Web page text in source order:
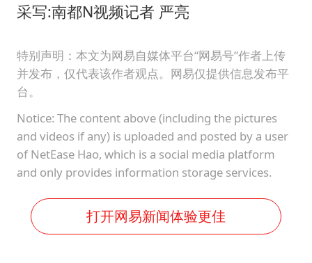
采写:南都N视频记者 严亮
特别声明：本文为网易自媒体平台“网易号”作者上传
并发布，仅代表该作者观点。网易仅提供信息发布平
台。
Notice: The content above (including the pictures
and videos if any) is uploaded and posted by a user
of NetEase Hao, which is a social media platform
and only provides information storage services.
打开网易新闻体验更佳